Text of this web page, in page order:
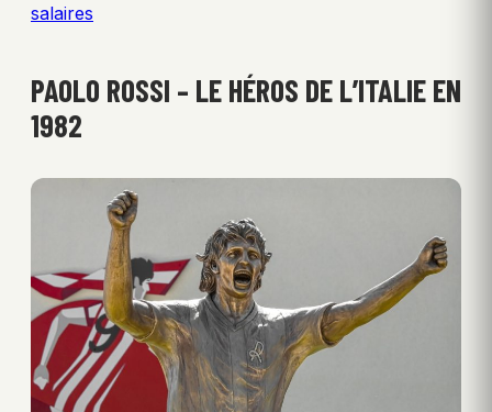
salaires
PAOLO ROSSI – LE HÉROS DE L’ITALIE EN
1982